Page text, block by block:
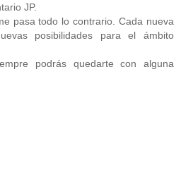
JP.
pasa todo lo contrario. Cada nueva
posibilidades para el ámbito
podrás quedarte con alguna